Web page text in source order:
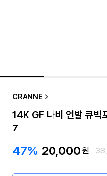
CRANNE
14K GF 나비 언발 큐빅
7
47% 20,000원